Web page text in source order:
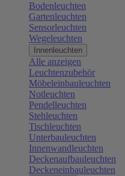
Bodenleuchten
Gartenleuchten
Sensorleuchten
Wegeleuchten
Innenleuchten
Alle anzeigen
Leuchtenzubehör
Möbeleinbauleuchten
Notleuchten
Pendelleuchten
Stehleuchten
Tischleuchten
Unterbauleuchten
Innenwandleuchten
Deckenaufbauleuchten
Deckeneinbauleuchten